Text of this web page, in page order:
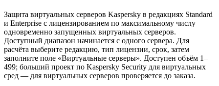
Защита виртуальных серверов Kaspersky в редакциях Standard
и Enterprise с лицензированием по максимальному числу
одновременно запущенных виртуальных серверов.
Доступный диапазон начинается с одного сервера. Для
расчёта выберите редакцию, тип лицензии, срок, затем
заполните поле «Виртуальные серверы». Доступен объём 1–
499; больший проект по Kaspersky Security для виртуальных
сред — для виртуальных серверов проверяется до заказа.